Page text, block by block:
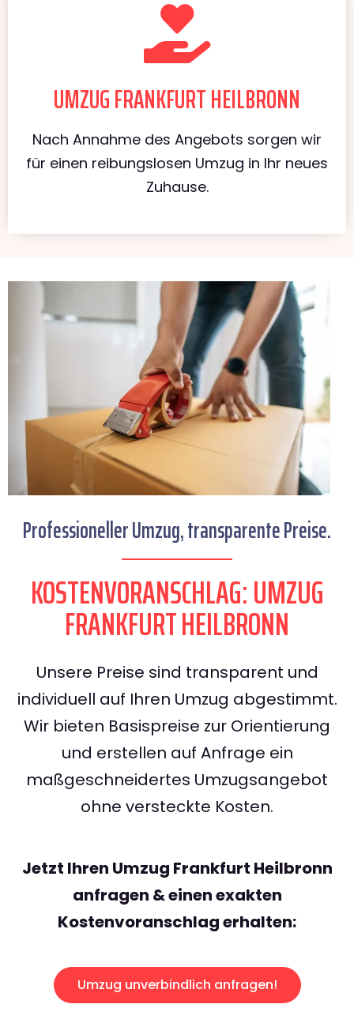
UMZUG FRANKFURT HEILBRONN
Nach Annahme des Angebots sorgen wir
für einen reibungslosen Umzug in Ihr neues
Zuhause.
Professioneller Umzug, transparente Preise.
KOSTENVORANSCHLAG: UMZUG
FRANKFURT HEILBRONN
Unsere Preise sind transparent und
individuell auf Ihren Umzug abgestimmt.
Wir bieten Basispreise zur Orientierung
und erstellen auf Anfrage ein
maßgeschneidertes Umzugsangebot
ohne versteckte Kosten.
Jetzt Ihren Umzug Frankfurt Heilbronn
anfragen & einen exakten
Kostenvoranschlag erhalten:
Umzug unverbindlich anfragen!